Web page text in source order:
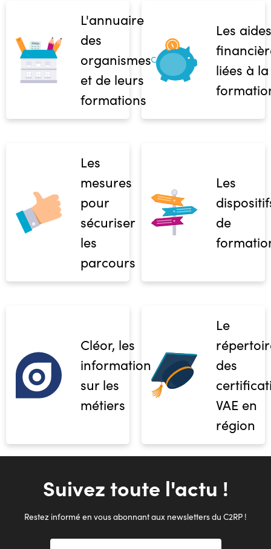
L'annuaire
des
organismes
et de leurs
formations
Les aides
liées à la
Les
mesures
pour
sécuriser
les
parcours
Les
de
Cléor, les
informations
sur les
métiers
Le
des
VAE en
région
Suivez toute l'actu !
Restez informé en vous abonnant aux newsletters du C2RP !